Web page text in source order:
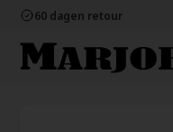
60 dagen retour
Ecommerce Europe
100% nikkelvrij sieraden
60 dagen retour